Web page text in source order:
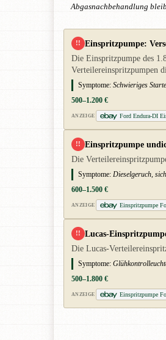
Abgasnachbehandlung
!! Einspritzpumpe:
Die Einspritzpumpe des
Verteilereinspritzpumpen
Symptome: Schwieriges
500–1.200 €
ANZEIGE Ford Endura-DI
!! Einspritzpumpe
Die
Symptome: Dieselgeruch,
600–1.500 €
ANZEIGE Einspritzpumpe
!! Lucas-
Die Lucas-
Symptome:
500–1.800 €
ANZEIGE Einspritzpumpe